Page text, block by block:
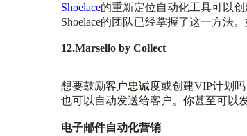
Shoelace的重新定位自动化工具可以
Shoelace的团队已经掌握了这一方法
12.Marsello by Collect
想要鼓励客户忠诚度或创建VIP计划
也可以自动发送给客户。你甚至可以
电子邮件自动化营销